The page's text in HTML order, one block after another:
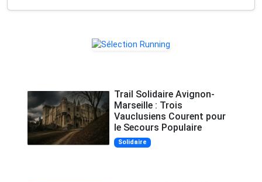
Trail Solidaire Avignon-
Marseille : Trois
Vauclusiens Courent pour
le Secours Populaire
Solidaire